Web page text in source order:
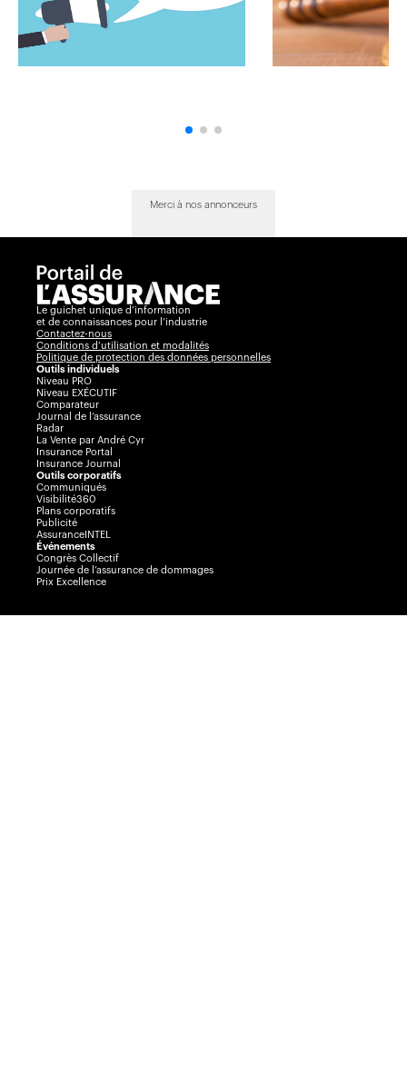
Merci à nos annonceurs
Le guichet unique d’information
et de connaissances pour l’industrie
Contactez-nous
Conditions d’utilisation et modalités
Politique de protection des données personnelles
Outils individuels
Niveau PRO
Niveau EXÉCUTIF
Comparateur
Journal de l’assurance
Radar
La Vente par André Cyr
Insurance Portal
Insurance Journal
Outils corporatifs
Communiqués
Visibilité360
Plans corporatifs
Publicité
AssuranceINTEL
Événements
Congrès Collectif
Journée de l’assurance de dommages
Prix Excellence